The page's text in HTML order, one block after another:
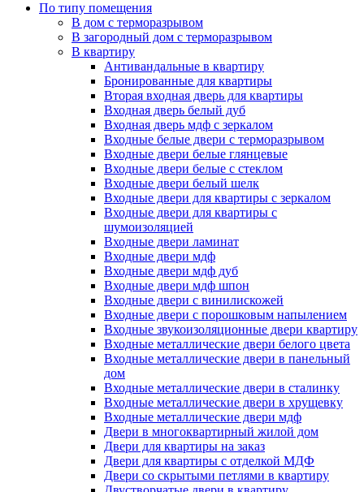
По типу помещения
В дом с терморазрывом
В загородный дом с терморазрывом
В квартиру
Антивандальные в квартиру
Бронированные для квартиры
Вторая входная дверь для квартиры
Входная дверь белый дуб
Входная дверь мдф с зеркалом
Входные белые двери с терморазрывом
Входные двери белые глянцевые
Входные двери белые с стеклом
Входные двери белый шелк
Входные двери для квартиры с зеркалом
Входные двери для квартиры с
шумоизоляцией
Входные двери ламинат
Входные двери мдф
Входные двери мдф дуб
Входные двери мдф шпон
Входные двери с винилискожей
Входные двери с порошковым напылением
Входные звукоизоляционные двери квартиру
Входные металлические двери белого цвета
Входные металлические двери в панельный
дом
Входные металлические двери в сталинку
Входные металлические двери в хрущевку
Входные металлические двери мдф
Двери в многоквартирный жилой дом
Двери для квартиры на заказ
Двери для квартиры с отделкой МДФ
Двери со скрытыми петлями в квартиру